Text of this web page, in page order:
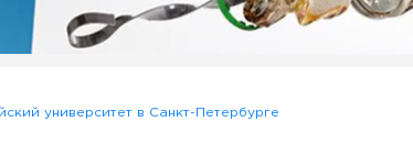
университет в Санкт-Петербурге